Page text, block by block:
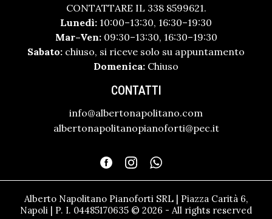
CONTATTARE IL 338 8599621.
Lunedì: 10:00–13:30, 16:30–19:30
Mar–Ven:09:30–13:30, 16:30–19:30
Sabato: chiuso, si riceve solo su appuntamento
Domenica: Chiuso
CONTATTI
info@albertonapolitano.com
albertonapolitanopianoforti@pec.it
Alberto Napolitano Pianoforti SRL | Piazza Carità 6,
Napoli | P. I. 04485170635 © 2026 - All rights reserved